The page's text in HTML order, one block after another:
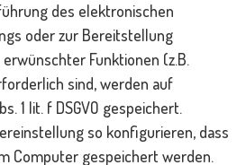
des elektronischen
oder zur Bereitstellung
Funktionen (z.B.
sind, werden auf
1 lit. f DSGVO gespeichert.
so konfigurieren, dass
Computer gespeichert werden.